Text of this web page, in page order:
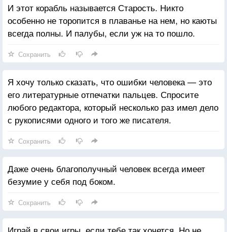
И этот корабль называется Старость. Никто
особенно не торопится в плаванье на нем, но каюты
всегда полны. И палубы, если уж на то пошло.
Сохранить
Я хочу только сказать, что ошибки человека — это
его литературные отпечатки пальцев. Спросите
любого редактора, который несколько раз имел дело
с рукописями одного и того же писателя.
Сохранить
Даже очень благополучный человек всегда имеет
безумие у себя под боком.
Сохранить